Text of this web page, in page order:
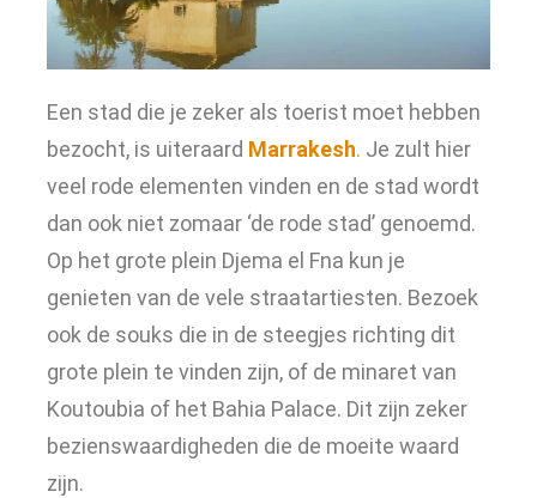
Een stad die je zeker als toerist moet hebben
bezocht, is uiteraard Marrakesh. Je zult hier
veel rode elementen vinden en de stad wordt
dan ook niet zomaar ‘de rode stad’ genoemd.
Op het grote plein Djema el Fna kun je
genieten van de vele straatartiesten. Bezoek
ook de souks die in de steegjes richting dit
grote plein te vinden zijn, of de minaret van
Koutoubia of het Bahia Palace. Dit zijn zeker
bezienswaardigheden die de moeite waard
zijn.